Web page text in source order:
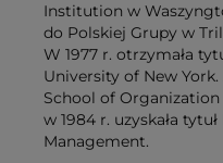
Institution w
do Polskiej Grupy w
W 1977 r. otrzymała
University of New
School of
w 1984 r. uzyskała
Management.